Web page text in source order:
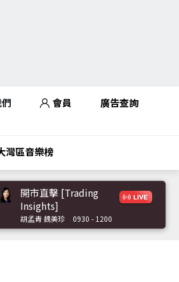
會員 廣告查詢
灣區音樂榜
開市直擊 [Trading
Insights]
胡孟青 魏美珍 0930 - 1200